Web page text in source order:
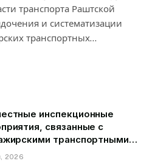
транспорта Раштской
и систематизации
транспортных…
инспекционные
связанные с
транспортными
на территории
2026